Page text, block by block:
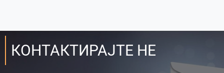
КОНТАКТИРАЈТЕ НЕ